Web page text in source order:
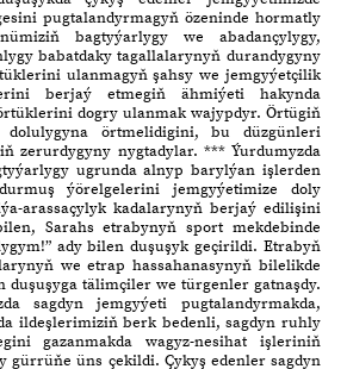
pugtalandyrmagyň özeninde hormatly
bagtyýarlygy we abadançylygy,
babatdaky tagallalarynyň durandygyny
ulanmagyň şahsy we jemgyýetçilik
berjaý etmegiň ähmiýeti hakynda
dogry ulanmak wajypdyr. Örtügiň
örtmelidigini, bu düzgünleri
zerurdygyny nygtadylar. *** Ýurdumyzda
ugrunda alnyp barylýan işlerden
ýörelgelerini jemgyýetimize doly
arassaçylyk kadalarynyň berjaý edilişini
Sarahs etrabynyň sport mekdebinde
ady bilen duşuşyk geçirildi. Etrabyň
we etrap hassahanasynyň bilelikde
duşuşyga tälimçiler we türgenler gatnaşdy.
sagdyn jemgyýeti pugtalandyrmakda,
ildeşlerimiziň berk bedenli, sagdyn ruhly
gazanmakda wagyz-nesihat işleriniň
gürrüňe üns çekildi. Çykyş edenler sagdyn